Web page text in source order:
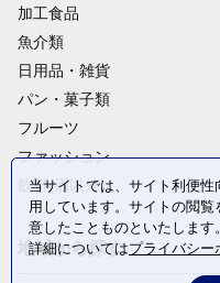
加工食品
魚介類
日用品・雑貨
パン・菓子類
フルーツ
ファッション
飲料(酒以外)
地域から探す
当サイトでは、サイト利便
用しています。サイトの閲
意したことものといたします。
詳細についてはプライバシー